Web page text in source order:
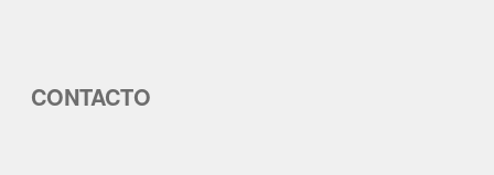
CONTACTO